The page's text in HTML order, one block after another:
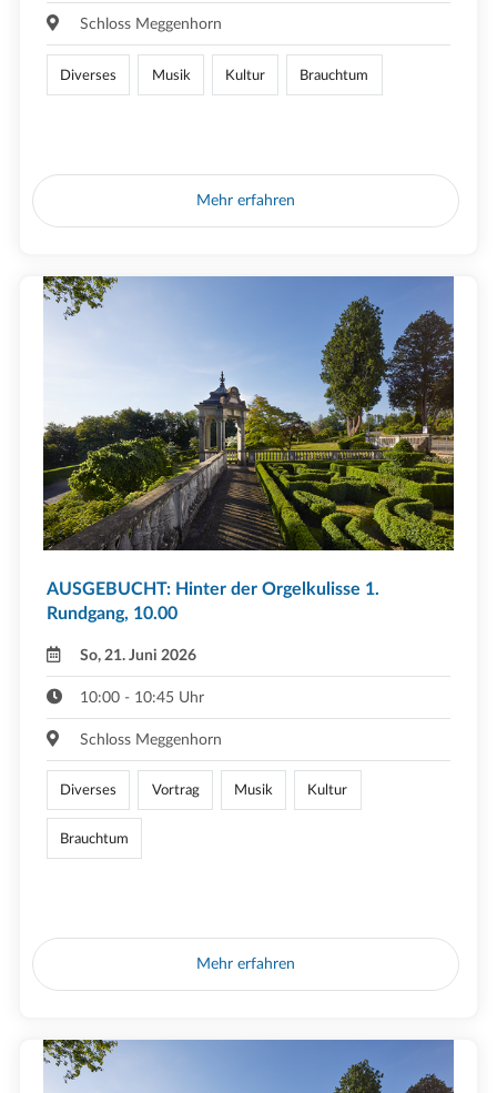
Schloss Meggenhorn
Diverses Musik Kultur Brauchtum
Mehr erfahren
AUSGEBUCHT: Hinter der Orgelkulisse 1.
Rundgang, 10.00
So, 21. Juni 2026
10:00 - 10:45 Uhr
Schloss Meggenhorn
Diverses Vortrag Musik Kultur
Brauchtum
Mehr erfahren